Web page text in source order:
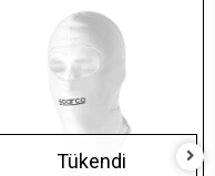
Tükendi